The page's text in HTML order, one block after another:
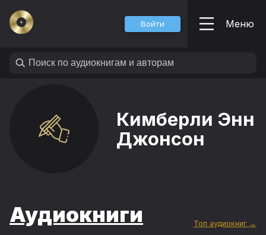
Войти Меню
Кимберли Энн
Джонсон
Аудиокниги Топ аудиокниг →